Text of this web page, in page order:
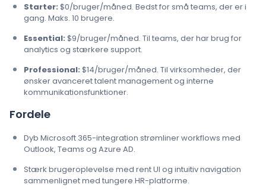
Starter: $0/bruger/måned. Bedst for små teams, der er i
gang. Maks. 10 brugere.
Essential: $9/bruger/måned. Til teams, der har brug for
analytics og stærkere support.
Professional: $14/bruger/måned. Til virksomheder, der
ønsker avanceret talent management og interne
kommunikationsfunktioner.
Fordele
Dyb Microsoft 365-integration strømliner workflows med
Outlook, Teams og Azure AD.
Stærk brugeroplevelse med rent UI og intuitiv navigation
sammenlignet med tungere HR-platforme.